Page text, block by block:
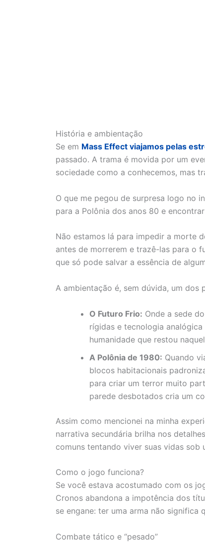
História e ambientação
Se em Mass Effect viajamos pelas
passado. A trama é movida por um
sociedade como a conhecemos, mas
O que me pegou de surpresa logo no
para a Polônia dos anos 80 e
Não estamos lá para impedir a morte
antes de morrerem e trazê-las para o
que só pode salvar a essência de
A ambientação é, sem dúvida, um
O Futuro Frio: Onde a sede
rígidas e tecnologia
humanidade que restou
A Polônia de 1980: Quando
blocos habitacionais
para criar um terror muito
parede desbotados cria um
Assim como mencionei na minha
narrativa secundária brilha nos
comuns tentando viver suas vidas
Como o jogo funciona?
Se você estava acostumado com os
Cronos abandona a impotência dos
se engane: ter uma arma não significa
Combate tático e “pesado”